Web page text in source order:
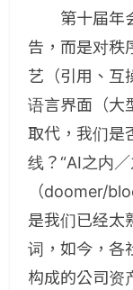
第十届年
告，而是对秩
艺（引用、互
语言界面（大
取代，我们是
线？“AI之内
（doomer/
是我们已经太
词，如今，各
构成的公司资